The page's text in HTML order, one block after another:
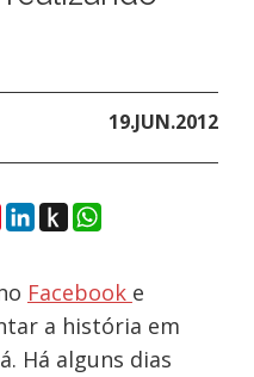
19.JUN.2012
Pinterest
LinkedIn
Push
to
WhatsApp
Facebook e
a história em
Há alguns dias